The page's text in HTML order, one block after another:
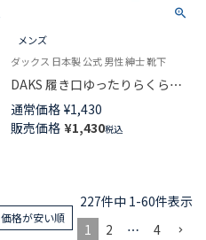
メンズ
ダックス 日本製 公式 男性 紳士 靴下
DAKS 履き口ゆったりらくらく
ガーゼ編み アクリル毛混 かか
としっかりホールド 格子柄ジャ
ガード クルー丈 メンズ カジュ
通常価格 ¥1,430
販売価格 ¥1,430税込
価格が安い順
227件中 1-60件表示
1
2 … 4